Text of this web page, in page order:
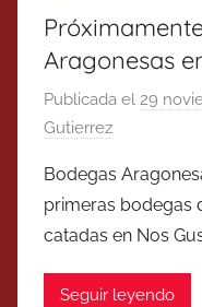
Aragonesas
Publicada el 29
Gutierrez
Bodegas
primeras bodegas
catadas en Nos
Seguir leyendo